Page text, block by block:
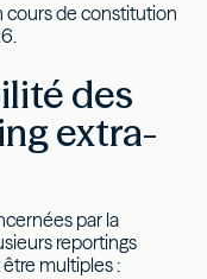
cours de constitution
des
extra-
par la
reportings
multiples :